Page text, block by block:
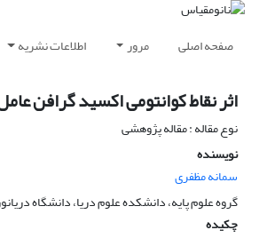
صفحه اصلی مرور اطلاعات نشریه
اثر نقاط کوانتومی اکسید گرافن
نوع مقاله : مقاله پژوهشی
نویسنده
سمانه مظفری
گروه علوم پایه، دانشکده علوم دریا، دانشگاه
چکیده